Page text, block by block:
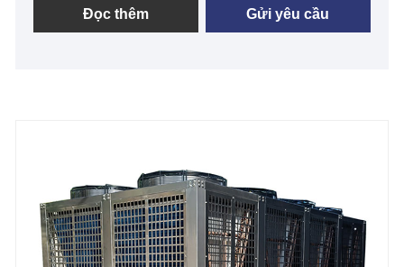
công nghiệp công nghệ cao và các loại máy làm
lạnh khác trong hơn 15 năm. Chúng tôi dành riêng
dầu khí, hóa chất, điện tử , sản xuất giấy, dệt, sản
xuất bia, dược phẩm, thực phẩm, máy móc, đồ uống,
sơn chân không, mạ điện, phòng thí nghiệm và
nhiều lĩnh vực khác. Tất cả các máy làm lạnh trục vít
làm mát bằng nước tích hợp tùy chỉnh của chúng tôi
Đọc thêm Gửi yêu cầu